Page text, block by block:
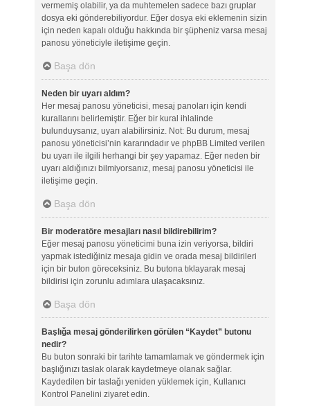
vermemiş olabilir, ya da muhtemelen sadece bazı gruplar
dosya eki gönderebiliyordur. Eğer dosya eki eklemenin sizin
için neden kapalı olduğu hakkında bir şüpheniz varsa mesaj
panosu yöneticiyle iletişime geçin.
Başa dön
Neden bir uyarı aldım?
Her mesaj panosu yöneticisi, mesaj panoları için kendi
kurallarını belirlemiştir. Eğer bir kural ihlalinde
bulunduysanız, uyarı alabilirsiniz. Not: Bu durum, mesaj
panosu yöneticisi’nin kararındadır ve phpBB Limited verilen
bu uyarı ile ilgili herhangi bir şey yapamaz. Eğer neden bir
uyarı aldığınızı bilmiyorsanız, mesaj panosu yöneticisi ile
iletişime geçin.
Başa dön
Bir moderatöre mesajları nasıl bildirebilirim?
Eğer mesaj panosu yöneticimi buna izin veriyorsa, bildiri
yapmak istediğiniz mesaja gidin ve orada mesaj bildirileri
için bir buton göreceksiniz. Bu butona tıklayarak mesaj
bildirisi için zorunlu adımlara ulaşacaksınız.
Başa dön
Başlığa mesaj gönderilirken görülen “Kaydet” butonu
nedir?
Bu buton sonraki bir tarihte tamamlamak ve göndermek için
başlığınızı taslak olarak kaydetmeye olanak sağlar.
Kaydedilen bir taslağı yeniden yüklemek için, Kullanıcı
Kontrol Panelini ziyaret edin.